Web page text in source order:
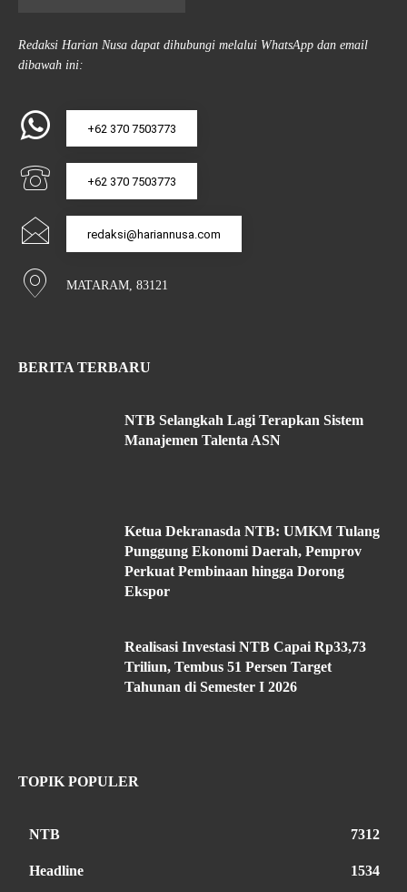
Redaksi Harian Nusa dapat dihubungi melalui WhatsApp dan email
dibawah ini:
+62 370 7503773
+62 370 7503773
redaksi@hariannusa.com
MATARAM, 83121
BERITA TERBARU
NTB Selangkah Lagi Terapkan Sistem
Manajemen Talenta ASN
Ketua Dekranasda NTB: UMKM Tulang
Punggung Ekonomi Daerah, Pemprov
Perkuat Pembinaan hingga Dorong
Ekspor
Realisasi Investasi NTB Capai Rp33,73
Triliun, Tembus 51 Persen Target
Tahunan di Semester I 2026
TOPIK POPULER
NTB 7312
Headline 1534